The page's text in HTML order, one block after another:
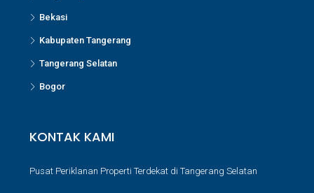
Bekasi
Kabupaten Tangerang
Tangerang Selatan
Bogor
KONTAK KAMI
Pusat Periklanan Properti Terdekat di Tangerang Selatan